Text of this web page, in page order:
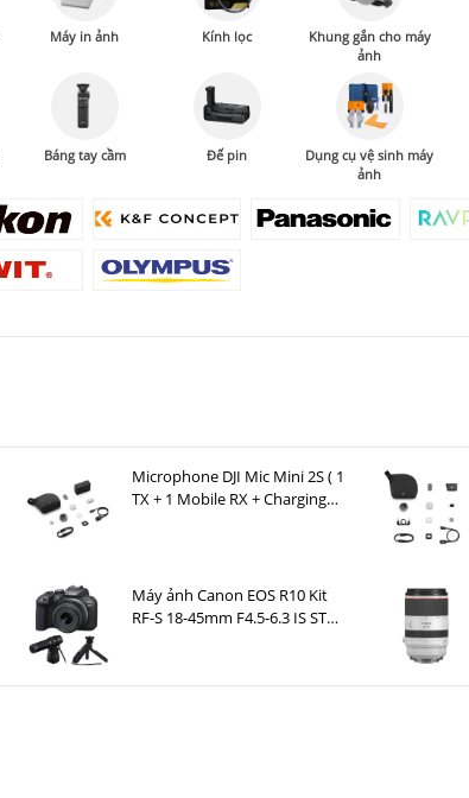
Máy in ảnh Kính lọc
Khung gắn cho máy
ảnh
Báng tay cầm Đế pin
Dụng cụ vệ sinh máy
ảnh
Microphone DJI Mic Mini 2S ( 1
TX + 1 Mobile RX + Charging
Máy ảnh Canon EOS R10 Kit
RF-S 18-45mm F4.5-6.3 IS STM
100TBR